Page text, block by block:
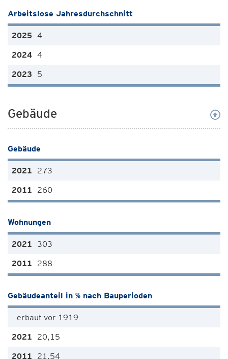
Arbeitslose Jahresdurchschnitt
4
4
5
Gebäude
Gebäude
273
260
Wohnungen
303
288
Gebäudeanteil in % nach Bauperioden
erbaut vor 1919
20,15
21,54